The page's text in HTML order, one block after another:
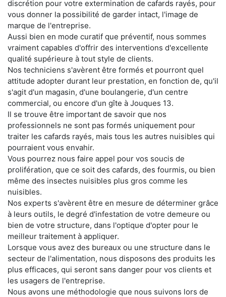
discrétion pour votre extermination de cafards rayés, pour
vous donner la possibilité de garder intact, l'image de
marque de l'entreprise.
Aussi bien en mode curatif que préventif, nous sommes
vraiment capables d'offrir des interventions d'excellente
qualité supérieure à tout style de clients.
Nos techniciens s'avèrent être formés et pourront quel
attitude adopter durant leur prestation, en fonction de, qu'il
s'agit d'un magasin, d'une boulangerie, d'un centre
commercial, ou encore d'un gîte à Jouques 13.
Il se trouve être important de savoir que nos
professionnels ne sont pas formés uniquement pour
traiter les cafards rayés, mais tous les autres nuisibles qui
pourraient vous envahir.
Vous pourrez nous faire appel pour vos soucis de
prolifération, que ce soit des cafards, des fourmis, ou bien
même des insectes nuisibles plus gros comme les
nuisibles.
Nos experts s'avèrent être en mesure de déterminer grâce
à leurs outils, le degré d'infestation de votre demeure ou
bien de votre structure, dans l'optique d'opter pour le
meilleur traitement à appliquer.
Lorsque vous avez des bureaux ou une structure dans le
secteur de l'alimentation, nous disposons des produits les
plus efficaces, qui seront sans danger pour vos clients et
les usagers de l'entreprise.
Nous avons une méthodologie que nous suivons lors de